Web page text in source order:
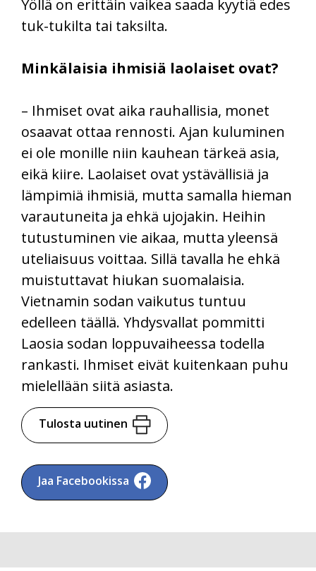
Yöllä on erittäin vaikea saada kyytiä edes
tuk-tukilta tai taksilta.
Minkälaisia ihmisiä laolaiset ovat?
– Ihmiset ovat aika rauhallisia, monet
osaavat ottaa rennosti. Ajan kuluminen
ei ole monille niin kauhean tärkeä asia,
eikä kiire. Laolaiset ovat ystävällisiä ja
lämpimiä ihmisiä, mutta samalla hieman
varautuneita ja ehkä ujojakin. Heihin
tutustuminen vie aikaa, mutta yleensä
uteliaisuus voittaa. Sillä tavalla he ehkä
muistuttavat hiukan suomalaisia.
Vietnamin sodan vaikutus tuntuu
edelleen täällä. Yhdysvallat pommitti
Laosia sodan loppuvaiheessa todella
rankasti. Ihmiset eivät kuitenkaan puhu
mielellään siitä asiasta.
Tulosta uutinen
Jaa Facebookissa